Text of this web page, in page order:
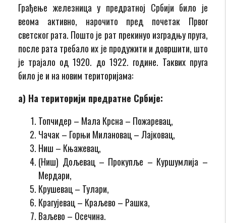
Грађење железница у предратној Србији било је
веома активно, нарочито пред почетак Првог
светског рата. Пошто је рат прекинуо изградњу пруга,
после рата требало их је продужити и довршити, што
је трајало од 1920. до 1922. године. Таквих пруга
било је и на новим територијама:
а) На територији предратне Србије:
Топчидер – Мала Крсна – Пожаревац,
Чачак – Горњи Милановац – Лајковац,
Ниш – Књажевац,
(Ниш) Дољевац – Прокупље – Куршумлија –
Мердари,
Крушевац – Тулари,
Крагујевац – Краљево – Рашка,
Ваљево – Осечина.